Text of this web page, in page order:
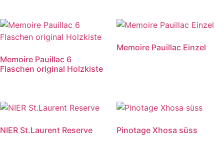
Memoire Pauillac 6
Flaschen original Holzkiste
Memoire Pauillac Einzel
NIER St.Laurent Reserve Pinotage Xhosa süss